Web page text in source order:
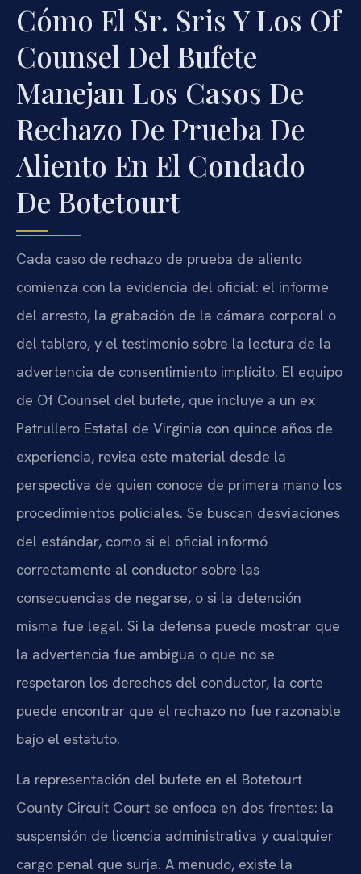
Cómo El Sr. Sris Y Los Of
Counsel Del Bufete
Manejan Los Casos De
Rechazo De Prueba De
Aliento En El Condado
De Botetourt
Cada caso de rechazo de prueba de aliento
comienza con la evidencia del oficial: el informe
del arresto, la grabación de la cámara corporal o
del tablero, y el testimonio sobre la lectura de la
advertencia de consentimiento implícito. El equipo
de Of Counsel del bufete, que incluye a un ex
Patrullero Estatal de Virginia con quince años de
experiencia, revisa este material desde la
perspectiva de quien conoce de primera mano los
procedimientos policiales. Se buscan desviaciones
del estándar, como si el oficial informó
correctamente al conductor sobre las
consecuencias de negarse, o si la detención
misma fue legal. Si la defensa puede mostrar que
la advertencia fue ambigua o que no se
respetaron los derechos del conductor, la corte
puede encontrar que el rechazo no fue razonable
bajo el estatuto.
La representación del bufete en el Botetourt
County Circuit Court se enfoca en dos frentes: la
suspensión de licencia administrativa y cualquier
cargo penal que surja. A menudo, existe la